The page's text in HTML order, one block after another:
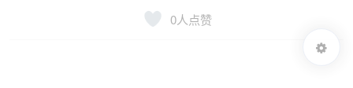
0人点赞